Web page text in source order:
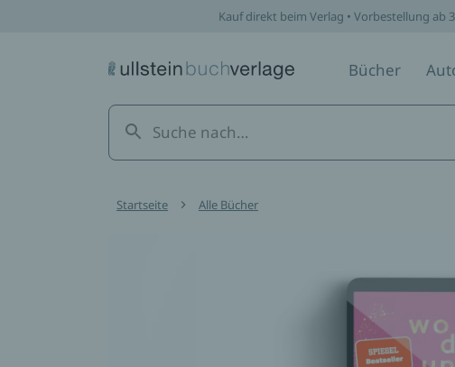
Kauf direkt beim Verlag • Vorbestellung ab
Bücher
Startseite Alle Bücher